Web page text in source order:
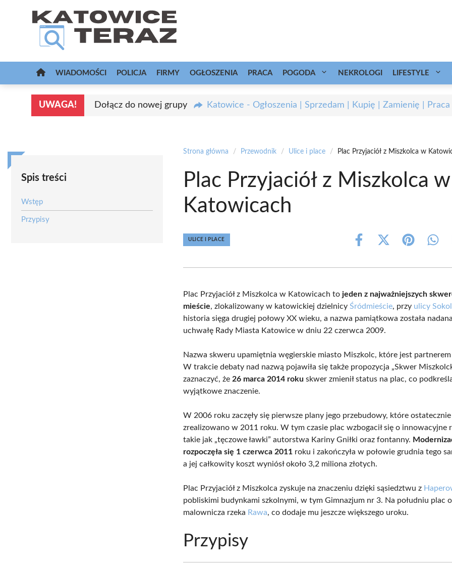
WIADOMOŚCI POLICJA FIRMY OGŁOSZENIA PRACA POGODA NEKROLOGI LIFESTYLE
UWAGA! Dołącz do nowej grupy Katowice - Ogłoszenia | Sprzedam | Kupię | Zamienię | Praca
Spis treści
Wstęp
Przypisy
Strona główna / Przewodnik / Ulice i place / Plac Przyjaciół z Miszkolca w
Plac Przyjaciół z Miszkolca w
Katowicach
ULICE I PLACE
Share
Share
(Twitter)
Share Share
Plac Przyjaciół z Miszkolca w Katowicach tojeden z najważniejszych
mieście, zlokalizowany w katowickiej dzielnicyŚródmieście, przy ulicy
historia sięga drugiej połowy XX wieku, a nazwa pamiątkowa została
uchwałę Rady Miasta Katowice w dniu 22 czerwca 2009.
Nazwa skweru upamiętnia węgierskie miasto Miszkolc, które jest
W trakcie debaty nad nazwą pojawiła się także propozycja „Skwer
zaznaczyć, że 26 marca 2014 roku skwer zmienił status na plac, co
wyjątkowe znaczenie.
W 2006 roku zaczęły się pierwsze plany jego przebudowy, które ostatecznie
zrealizowano w 2011 roku. W tym czasie plac wzbogacił się o innowacyjne
takie jak „tęczowe ławki” autorstwa Kariny Gniłki oraz fontanny.
rozpoczęła się 1 czerwca 2011 roku i zakończyła w połowie grudnia tego
a jej całkowity koszt wyniósł około 3,2 miliona złotych.
Plac Przyjaciół z Miszkolca zyskuje na znaczeniu dzięki sąsiedztwu z
pobliskimi budynkami szkolnymi, w tym Gimnazjum nr 3. Na południu plac
malownicza rzeka Rawa, co dodaje mu jeszcze większego uroku.
Przypisy